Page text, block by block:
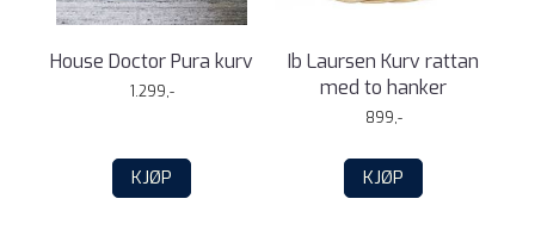
House Doctor Pura kurv
1.299,-
KJØP
Ib Laursen Kurv rattan
med to hanker
899,-
KJØP